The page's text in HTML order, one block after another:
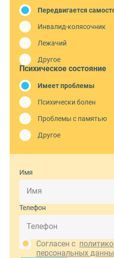
Передвигается
Инвалид-колясочник
Лежачий
Другое
Психическое состояние
Имеет проблемы
Психически болен
Проблемы с памятью
Другое
Имя
Телефон
Согласен с
персональных